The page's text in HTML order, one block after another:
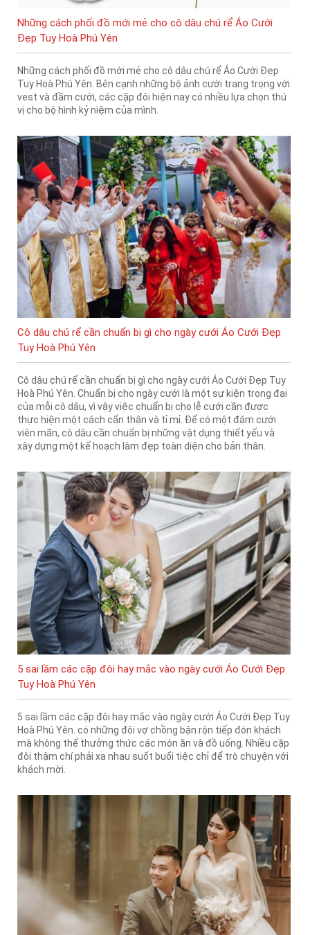
Những cách phối đồ mới mẻ cho cô dâu chú rể Áo Cưới
Đẹp Tuy Hoà Phú Yên
Những cách phối đồ mới mẻ cho cô dâu chú rể Áo Cưới Đẹp
Tuy Hoà Phú Yên. Bên cạnh những bộ ảnh cưới trang trọng với
vest và đầm cưới, các cặp đôi hiện nay có nhiều lựa chọn thú
vị cho bộ hình kỷ niệm của mình.
Cô dâu chú rể cần chuẩn bị gì cho ngày cưới Áo Cưới Đẹp
Tuy Hoà Phú Yên
Cô dâu chú rể cần chuẩn bị gì cho ngày cưới Áo Cưới Đẹp Tuy
Hoà Phú Yên. Chuẩn bị cho ngày cưới là một sự kiện trọng đại
của mỗi cô dâu, vì vậy việc chuẩn bị cho lễ cưới cần được
thực hiện một cách cẩn thận và tỉ mỉ. Để có một đám cưới
viên mãn, cô dâu cần chuẩn bị những vật dụng thiết yếu và
xây dựng một kế hoạch làm đẹp toàn diện cho bản thân.
5 sai lầm các cặp đôi hay mắc vào ngày cưới Áo Cưới Đẹp
Tuy Hoà Phú Yên
5 sai lầm các cặp đôi hay mắc vào ngày cưới Áo Cưới Đẹp Tuy
Hoà Phú Yên. có những đôi vợ chồng bận rộn tiếp đón khách
mà không thể thưởng thức các món ăn và đồ uống. Nhiều cặp
đôi thậm chí phải xa nhau suốt buổi tiệc chỉ để trò chuyện với
khách mời.